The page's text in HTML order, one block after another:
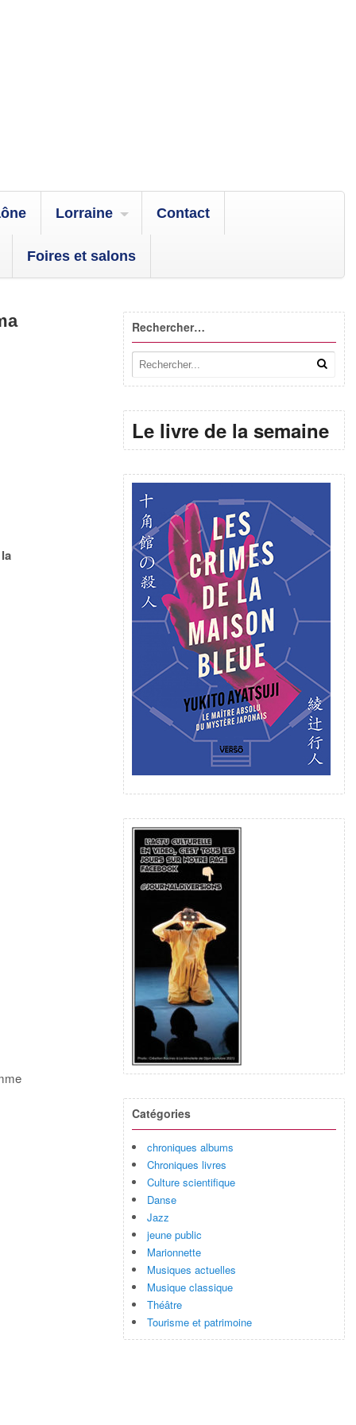
Lorraine Contact
Foires et salons
Rechercher…
Le livre de la semaine
Catégories
chroniques albums
Chroniques livres
Culture scientifique
Danse
Jazz
jeune public
Marionnette
Musiques actuelles
Musique classique
Théâtre
Tourisme et patrimoine